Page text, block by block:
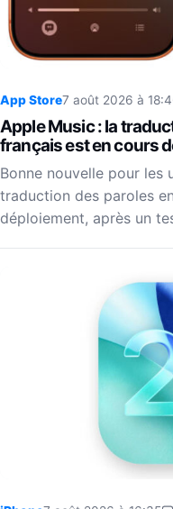
App Store7 août 2026 à
Apple Music : la
français est en cours
Bonne nouvelle pour les
traduction des paroles
déploiement, après un